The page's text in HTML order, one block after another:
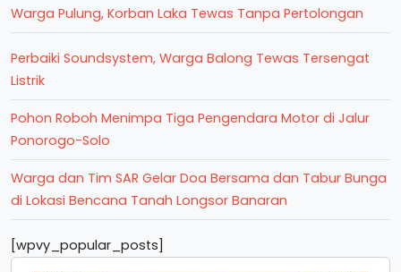
Warga Pulung, Korban Laka Tewas Tanpa Pertolongan
Perbaiki Soundsystem, Warga Balong Tewas Tersengat
Listrik
Pohon Roboh Menimpa Tiga Pengendara Motor di Jalur
Ponorogo-Solo
Warga dan Tim SAR Gelar Doa Bersama dan Tabur Bunga
di Lokasi Bencana Tanah Longsor Banaran
[wpvy_popular_posts]